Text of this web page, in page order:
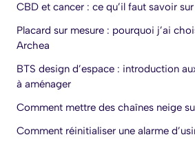
CBD et cancer : ce qu’il faut savoir
Placard sur mesure : pourquoi j’ai
Archea
BTS design d’espace : introduction
à aménager
Comment mettre des chaînes neige
Comment réinitialiser une alarme